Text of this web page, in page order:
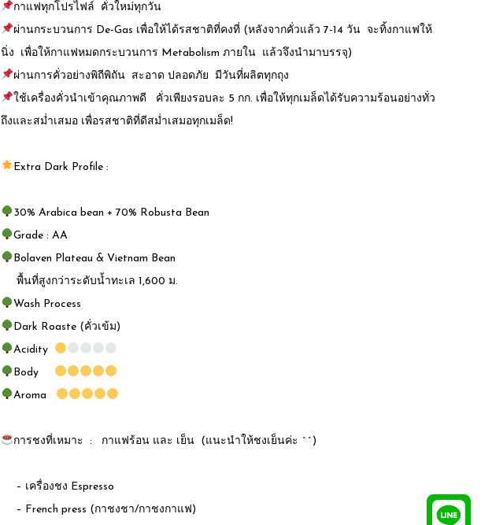
กาแฟทุกโปรไฟล์ คั่วใหม่ทุกวัน
ผ่านกระบวนการ De-Gas เพื่อให้ได้รสชาติที่คงที่ (หลังจากคั่วแล้ว 7-14 วัน จะทิ้งกาแฟให้
นิ่ง เพื่อให้กาแฟหมดกระบวนการ Metabolism ภายใน แล้วจึงนำมาบรรจุ)
ผ่านการคั่วอย่างพิถีพิถัน สะอาด ปลอดภัย มีวันที่ผลิตทุกถุง
ใช้เครื่องคั่วนำเข้าคุณภาพดี คั่วเพียงรอบละ 5 กก. เพื่อให้ทุกเมล็ดได้รับความร้อนอย่างทั่ว
ถึงและสม่ำเสมอ เพื่อรสชาติที่ดีสม่ำเสมอทุกเมล็ด!
Extra Dark Profile :
30% Arabica bean + 70% Robusta Bean
Grade : AA
Bolaven Plateau & Vietnam Bean
พื้นที่สูงกว่าระดับน้ำทะเล 1,600 ม.
Wash Process
Dark Roaste (คั่วเข้ม)
Acidity
Body
Aroma
การชงที่เหมาะ : กาแฟร้อน และ เย็น (แนะนำให้ชงเย็นค่ะ ^^)
– เครื่องชง Espresso
– French press (กาชงชา/กาชงกาแฟ)